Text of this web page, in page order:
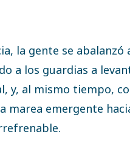
la gente se
a los guardias a
y, al mismo tiempo,
marea emergente